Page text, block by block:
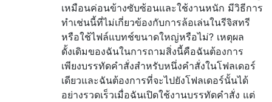
เหมือนค่อนข้างซับซ้อนและใช้งานหนัก มีวิธีการ
ทำเช่นนี้ที่ไม่เกี่ยวข้องกับการล้อเล่นในรีจิสทรี
หรือใช้ไฟล์แบทช์ขนาดใหญ่หรือไม่? เหตุผล
ดั้งเดิมของฉันในการถามสิ่งนี้คือฉันต้องการ
เพียงบรรทัดคำสั่งสำหรับหนึ่งคำสั่งในโฟลเดอร์
เดียวและฉันต้องการที่จะไปยังโฟลเดอร์นั้นได้
อย่างรวดเร็วเมื่อฉันเปิดใช้งานบรรทัดคำสั่ง แต่